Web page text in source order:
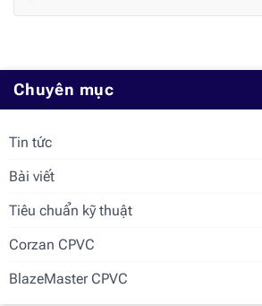
Chuyên mục
Tin tức
Bài viết
Tiêu chuẩn kỹ thuật
Corzan CPVC
BlazeMaster CPVC